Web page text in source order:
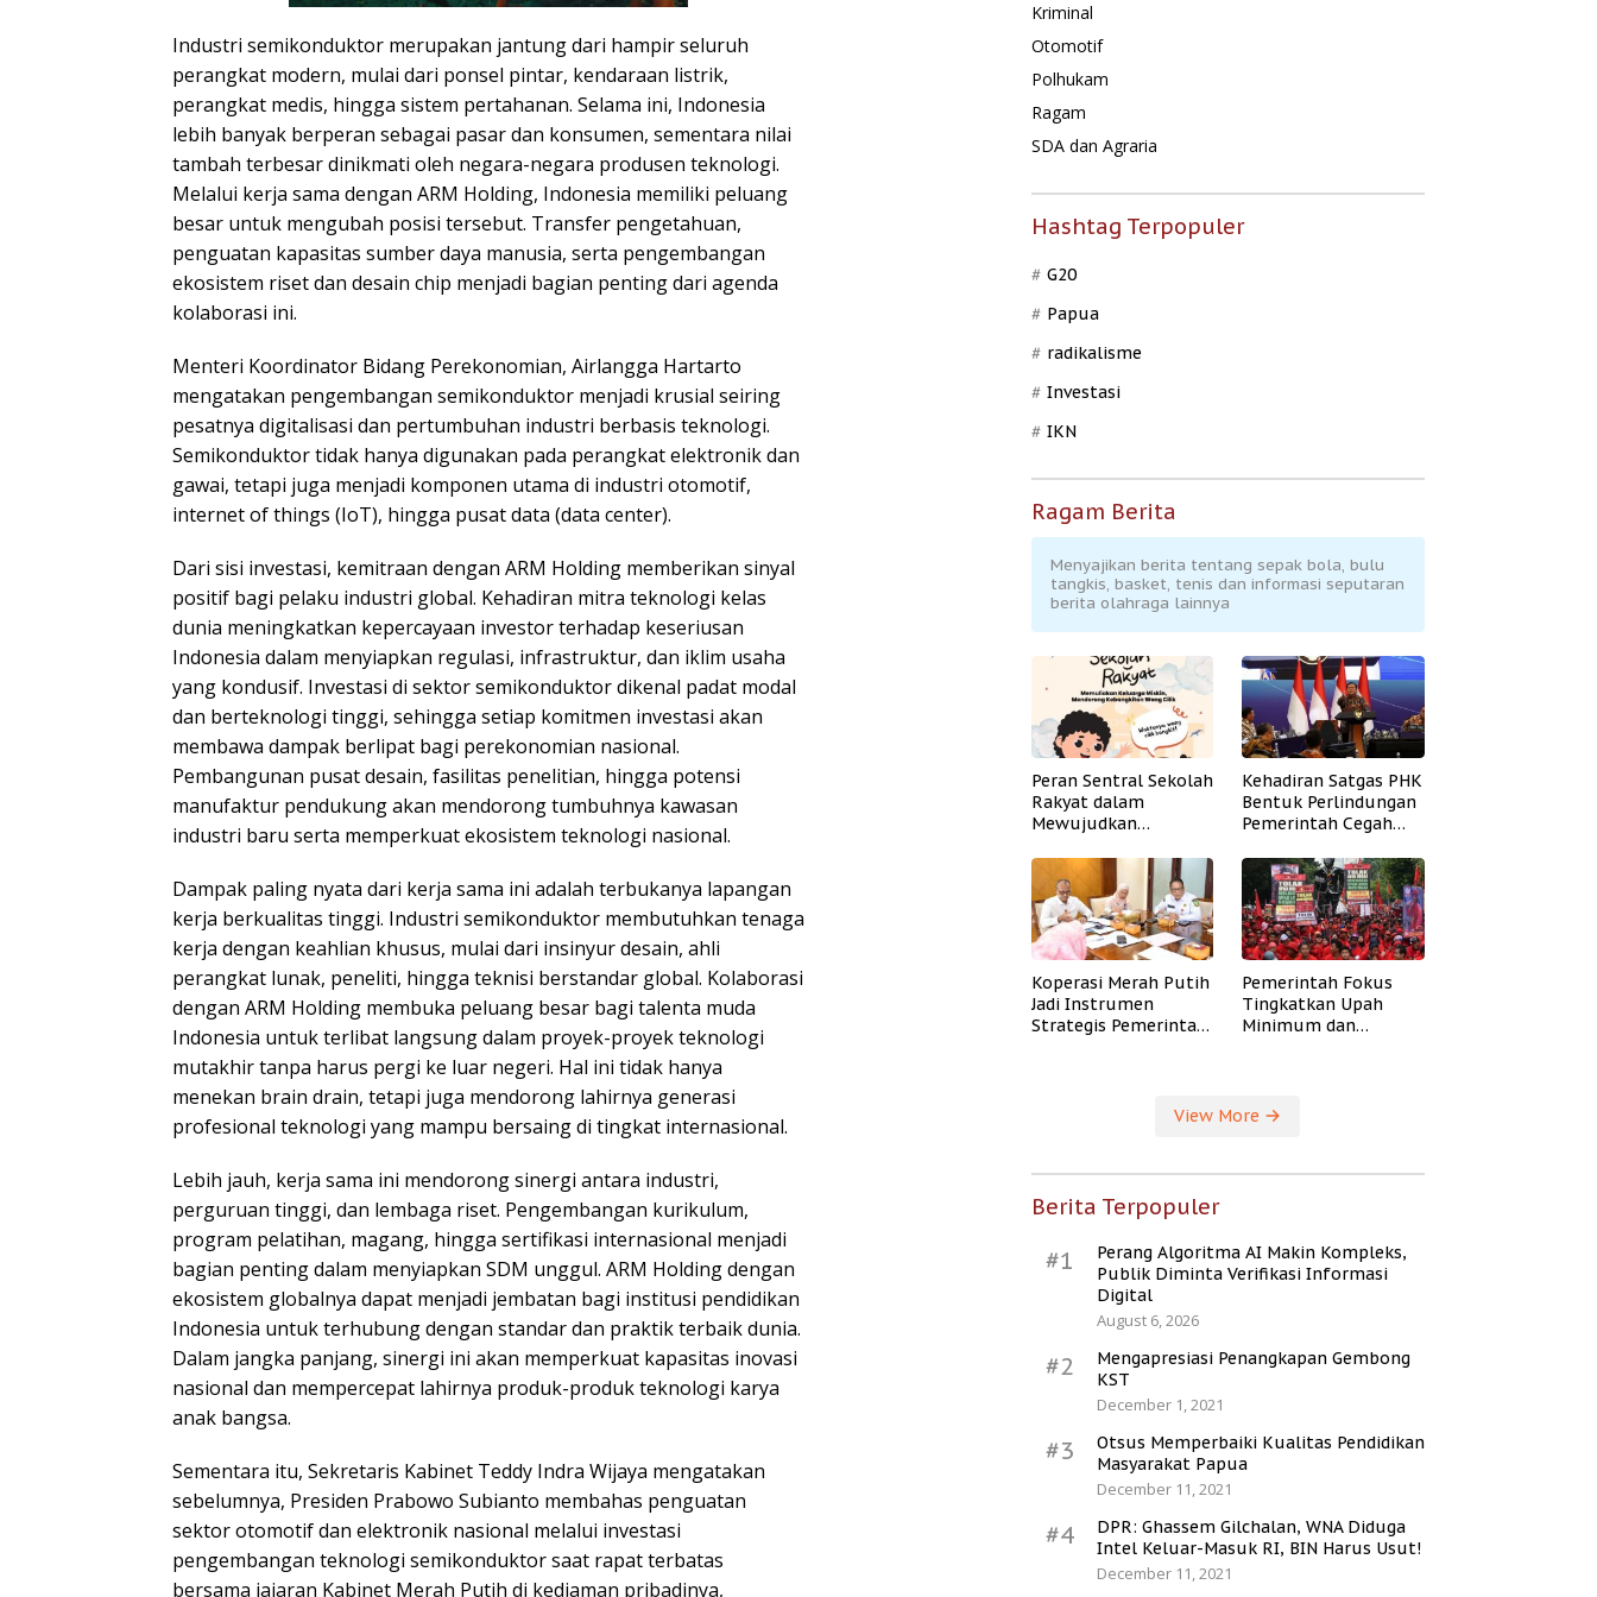
Industri semikonduktor merupakan jantung dari hampir seluruh
perangkat modern, mulai dari ponsel pintar, kendaraan listrik,
perangkat medis, hingga sistem pertahanan. Selama ini, Indonesia
lebih banyak berperan sebagai pasar dan konsumen, sementara nilai
tambah terbesar dinikmati oleh negara-negara produsen teknologi.
Melalui kerja sama dengan ARM Holding, Indonesia memiliki peluang
besar untuk mengubah posisi tersebut. Transfer pengetahuan,
penguatan kapasitas sumber daya manusia, serta pengembangan
ekosistem riset dan desain chip menjadi bagian penting dari agenda
kolaborasi ini.
Menteri Koordinator Bidang Perekonomian, Airlangga Hartarto
mengatakan pengembangan semikonduktor menjadi krusial seiring
pesatnya digitalisasi dan pertumbuhan industri berbasis teknologi.
Semikonduktor tidak hanya digunakan pada perangkat elektronik dan
gawai, tetapi juga menjadi komponen utama di industri otomotif,
internet of things (IoT), hingga pusat data (data center).
Dari sisi investasi, kemitraan dengan ARM Holding memberikan sinyal
positif bagi pelaku industri global. Kehadiran mitra teknologi kelas
dunia meningkatkan kepercayaan investor terhadap keseriusan
Indonesia dalam menyiapkan regulasi, infrastruktur, dan iklim usaha
yang kondusif. Investasi di sektor semikonduktor dikenal padat modal
dan berteknologi tinggi, sehingga setiap komitmen investasi akan
membawa dampak berlipat bagi perekonomian nasional.
Pembangunan pusat desain, fasilitas penelitian, hingga potensi
manufaktur pendukung akan mendorong tumbuhnya kawasan
industri baru serta memperkuat ekosistem teknologi nasional.
Dampak paling nyata dari kerja sama ini adalah terbukanya lapangan
kerja berkualitas tinggi. Industri semikonduktor membutuhkan tenaga
kerja dengan keahlian khusus, mulai dari insinyur desain, ahli
perangkat lunak, peneliti, hingga teknisi berstandar global. Kolaborasi
dengan ARM Holding membuka peluang besar bagi talenta muda
Indonesia untuk terlibat langsung dalam proyek-proyek teknologi
mutakhir tanpa harus pergi ke luar negeri. Hal ini tidak hanya
menekan brain drain, tetapi juga mendorong lahirnya generasi
profesional teknologi yang mampu bersaing di tingkat internasional.
Lebih jauh, kerja sama ini mendorong sinergi antara industri,
perguruan tinggi, dan lembaga riset. Pengembangan kurikulum,
program pelatihan, magang, hingga sertifikasi internasional menjadi
bagian penting dalam menyiapkan SDM unggul. ARM Holding dengan
ekosistem globalnya dapat menjadi jembatan bagi institusi pendidikan
Indonesia untuk terhubung dengan standar dan praktik terbaik dunia.
Dalam jangka panjang, sinergi ini akan memperkuat kapasitas inovasi
nasional dan mempercepat lahirnya produk-produk teknologi karya
anak bangsa.
Sementara itu, Sekretaris Kabinet Teddy Indra Wijaya mengatakan
sebelumnya, Presiden Prabowo Subianto membahas penguatan
sektor otomotif dan elektronik nasional melalui investasi
pengembangan teknologi semikonduktor saat rapat terbatas
bersama jajaran Kabinet Merah Putih di kediaman pribadinya,
Kriminal
Otomotif
Polhukam
Ragam
SDA dan Agraria
Hashtag Terpopuler
G20
Papua
radikalisme
Investasi
IKN
Ragam Berita
Menyajikan berita tentang sepak bola, bulu
tangkis, basket, tenis dan informasi seputaran
berita olahraga lainnya
Peran Sentral Sekolah
Rakyat dalam
Mewujudkan
Kehadiran Satgas PHK
Bentuk Perlindungan
Pemerintah Cegah
Koperasi Merah Putih
Jadi Instrumen
Strategis Pemerintah
Pemerintah Fokus
Tingkatkan Upah
Minimum dan
View More
Berita Terpopuler
#1
Perang Algoritma AI Makin Kompleks,
Publik Diminta Verifikasi Informasi
Digital
August 6, 2026
#2
Mengapresiasi Penangkapan Gembong
KST
December 1, 2021
#3
Otsus Memperbaiki Kualitas Pendidikan
Masyarakat Papua
December 11, 2021
#4
DPR: Ghassem Gilchalan, WNA Diduga
Intel Keluar-Masuk RI, BIN Harus Usut!
December 11, 2021